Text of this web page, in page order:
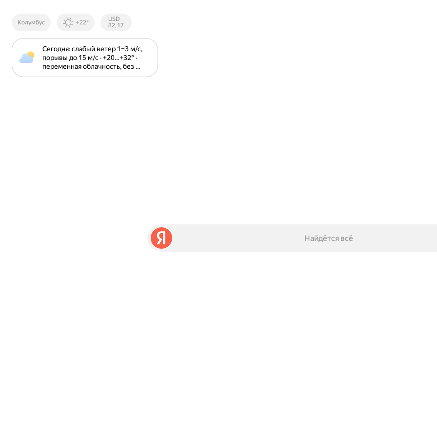
Колумбус +22°
Курсы ЦБ
РФ
USD
82,17
Сегодня: слабый ветер 1⁠–⁠3 м⁠/⁠с,
порывы до 15 м⁠/⁠с · +20⁠…⁠+32⁠° ·
переменная облачность, без
осадков